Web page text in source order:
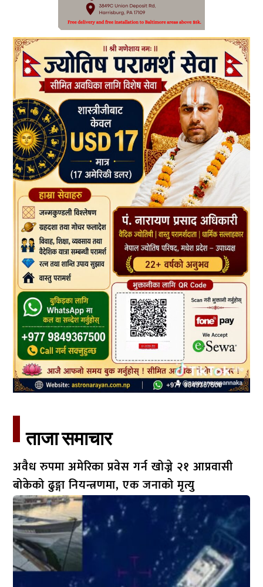
ताजा समाचार​
अवैध रुपमा अमेरिका प्रवेस गर्न खोज्ने २१ आप्रवासी
बोकेको ढुङ्गा नियन्त्रणमा, एक जनाको मृत्यु